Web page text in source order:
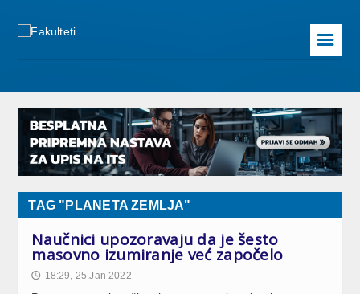
☰
TAG "PLANETA ZEMLJA"
Naučnici upozoravaju da je šesto
masovno izumiranje već započelo
🕔 18:29, 25.Jan 2022